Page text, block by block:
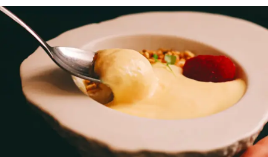
fait des carbonara son plat signature, le chef dévoile
aujourd’hui la recette de ses nouvelles pâtes stars : La
Cacio e Pepe.